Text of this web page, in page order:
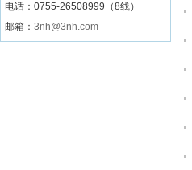
电话：0755-26508999（8线）
邮箱： 3nh@3nh.com